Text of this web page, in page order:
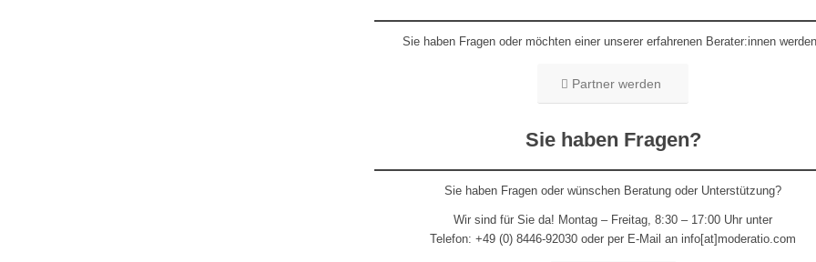
Sie haben Fragen oder möchten einer unserer erfahrenen Berater:innen
Partner werden
Sie haben Fragen?
Sie haben Fragen oder wünschen Beratung oder Unterstützung?
Wir sind für Sie da! Montag – Freitag, 8:30 – 17:00 Uhr unter
Telefon: +49 (0) 8446-92030 oder per E-Mail an info[at]moderatio.com